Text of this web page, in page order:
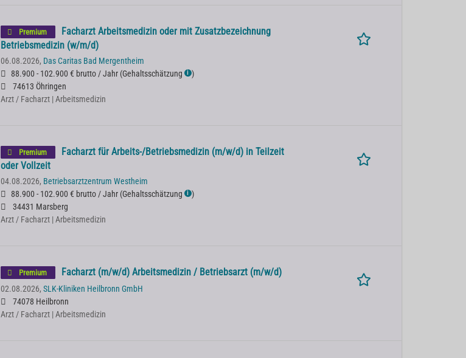
Premium
Facharzt Arbeitsmedizin oder mit Zusatzbezeichnung
Betriebsmedizin (w/m/d)
06.08.2026, Das Caritas Bad Mergentheim
88.900 - 102.900 € brutto / Jahr (Gehaltsschätzung ℹ )
74613 Öhringen
Arzt / Facharzt | Arbeitsmedizin
Premium
Facharzt für Arbeits-/Betriebsmedizin (m/w/d) in Teilzeit
oder Vollzeit
04.08.2026, Betriebsarztzentrum Westheim
88.900 - 102.900 € brutto / Jahr (Gehaltsschätzung ℹ )
34431 Marsberg
Arzt / Facharzt | Arbeitsmedizin
Premium Facharzt (m/w/d) Arbeitsmedizin / Betriebsarzt (m/w/d)
02.08.2026, SLK-Kliniken Heilbronn GmbH
74078 Heilbronn
Arzt / Facharzt | Arbeitsmedizin